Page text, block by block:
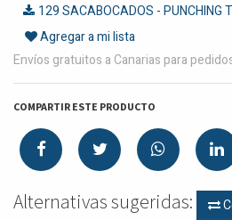
129 SACABOCADOS - PUNCHING
Agregar a mi lista
Envíos gratuitos a Canarias para
COMPARTIR ESTE PRODUCTO
Alternativas sugeridas: